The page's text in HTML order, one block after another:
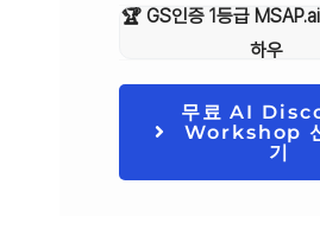
🏆 GS인증 1등급
하우
무료 AI
Workshop
기